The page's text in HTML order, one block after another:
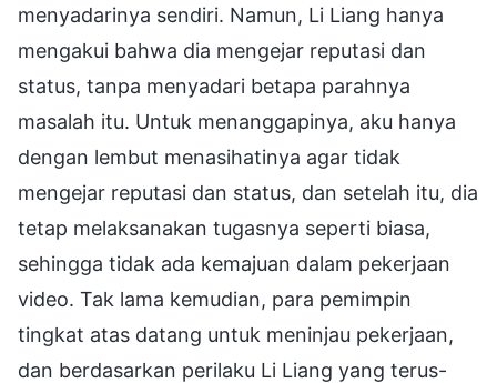
menyadarinya sendiri. Namun, Li Liang hanya
mengakui bahwa dia mengejar reputasi dan
status, tanpa menyadari betapa parahnya
masalah itu. Untuk menanggapinya, aku hanya
dengan lembut menasihatinya agar tidak
mengejar reputasi dan status, dan setelah itu, dia
tetap melaksanakan tugasnya seperti biasa,
sehingga tidak ada kemajuan dalam pekerjaan
video. Tak lama kemudian, para pemimpin
tingkat atas datang untuk meninjau pekerjaan,
dan berdasarkan perilaku Li Liang yang terus-